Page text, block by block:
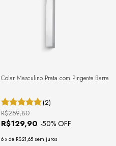
Colar Masculino Prata com Pingente Barra
(2)
R$129,90 -50% OFF
R$259,80
6 x de R$21,65 sem juros